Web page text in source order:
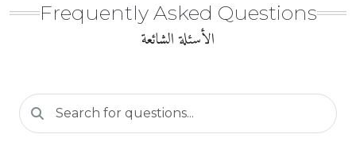
Frequently Asked Questions
الأسئلة الشائعة